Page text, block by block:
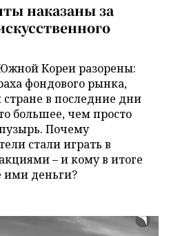
наказаны за
Кореи разорены:
фондового рынка,
в последние дни
большее, чем просто
Почему
стали играть в
– и кому в итоге
ими деньги?